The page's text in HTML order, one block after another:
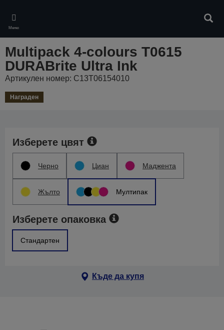
main
content
Меню
Multipack 4-colours T0615
DURABrite Ultra Ink
Артикулен номер: C13T06154010
Награден
Изберете цвят
Черно Циан Маджента
Жълто Мултипак
Изберете опаковка
Стандартен
Къде да купя